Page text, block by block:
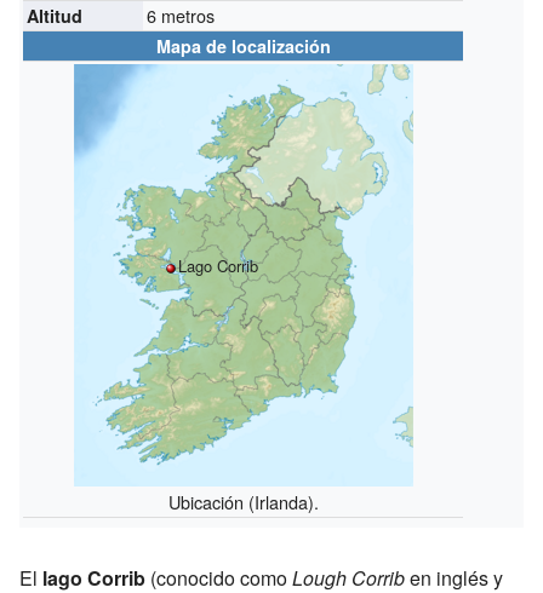
Altitud 6 metros
Mapa de localización
Lago Corrib
Ubicación (Irlanda).
El lago Corrib (conocido comoLough Corriben inglés y